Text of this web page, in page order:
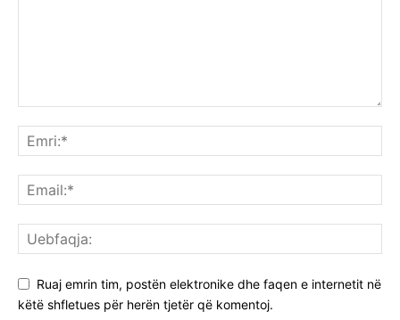
Ruaj emrin tim, postën elektronike dhe faqen e internetit në
këtë shfletues për herën tjetër që komentoj.